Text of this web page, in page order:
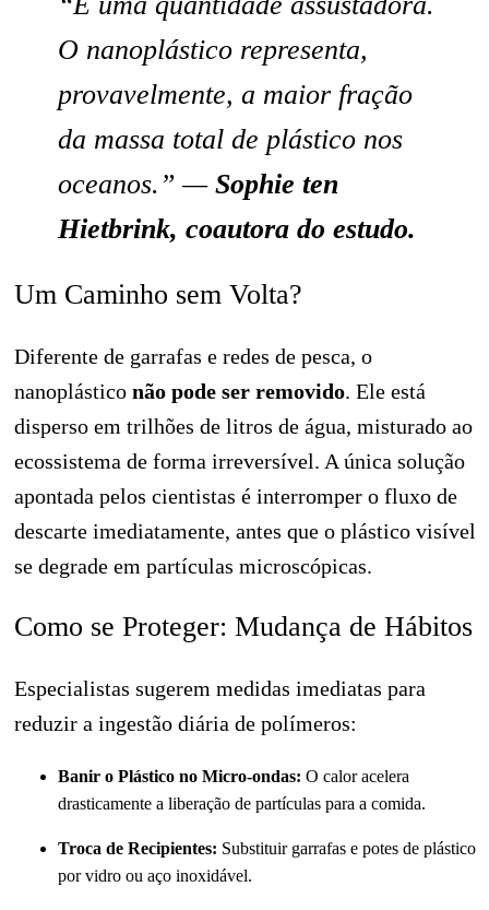
O nanoplástico representa,
provavelmente, a maior fração
da massa total de plástico nos
oceanos.” — Sophie ten
Hietbrink, coautora do estudo.
Um Caminho sem Volta?
Diferente de garrafas e redes de pesca, o
nanoplástico não pode ser removido. Ele está
disperso em trilhões de litros de água, misturado ao
ecossistema de forma irreversível. A única solução
apontada pelos cientistas é interromper o fluxo de
descarte imediatamente, antes que o plástico visível
se degrade em partículas microscópicas.
Como se Proteger: Mudança de Hábitos
Especialistas sugerem medidas imediatas para
reduzir a ingestão diária de polímeros:
Banir o Plástico no Micro-ondas: O calor acelera
drasticamente a liberação de partículas para a comida.
Troca de Recipientes: Substituir garrafas e potes de plástico
por vidro ou aço inoxidável.